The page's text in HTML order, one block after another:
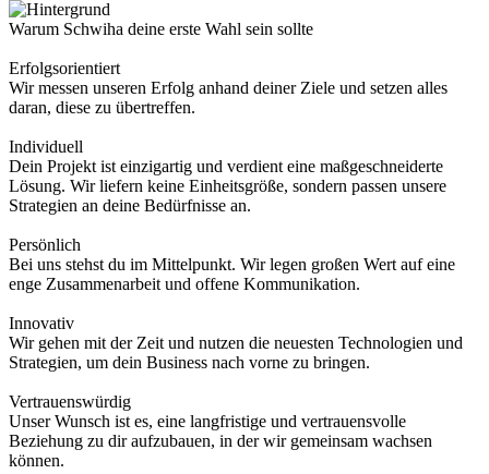
Warum Schwiha deine erste Wahl sein sollte
Erfolgsorientiert
Wir messen unseren Erfolg anhand deiner Ziele und setzen alles
daran, diese zu übertreffen.
Individuell
Dein Projekt ist einzigartig und verdient eine maßgeschneiderte
Lösung. Wir liefern keine Einheitsgröße, sondern passen unsere
Strategien an deine Bedürfnisse an.
Persönlich
Bei uns stehst du im Mittelpunkt. Wir legen großen Wert auf eine
enge Zusammenarbeit und offene Kommunikation.
Innovativ
Wir gehen mit der Zeit und nutzen die neuesten Technologien und
Strategien, um dein Business nach vorne zu bringen.
Vertrauenswürdig
Unser Wunsch ist es, eine langfristige und vertrauensvolle
Beziehung zu dir aufzubauen, in der wir gemeinsam wachsen
können.